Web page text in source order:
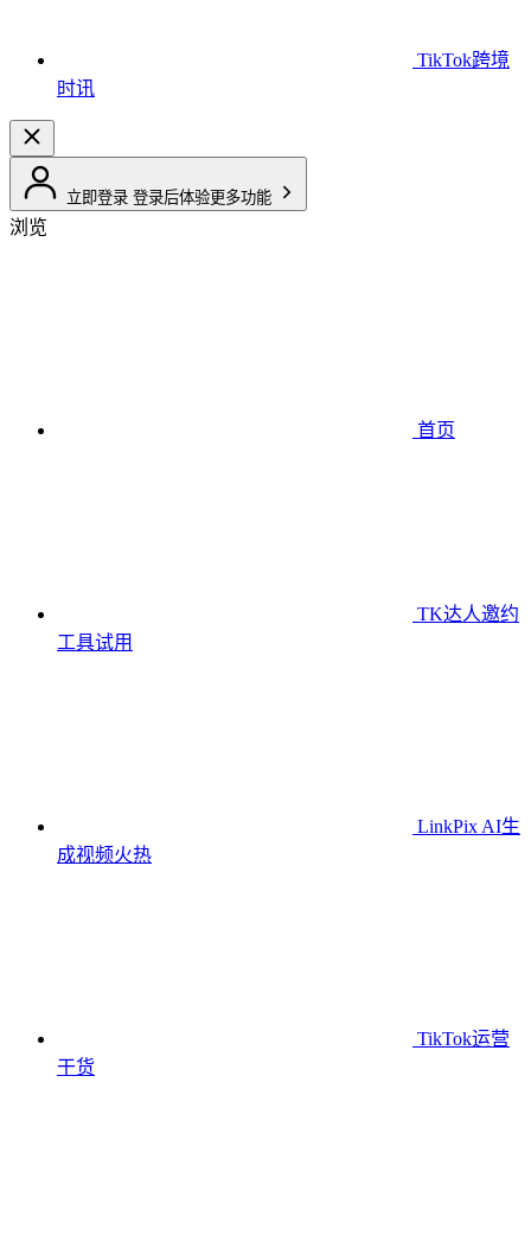
TikTok跨境
时讯
立即登录 登录后体验更多功能
浏览
首页
TK达人邀约
工具试用
LinkPix AI生
成视频火热
TikTok运营
干货